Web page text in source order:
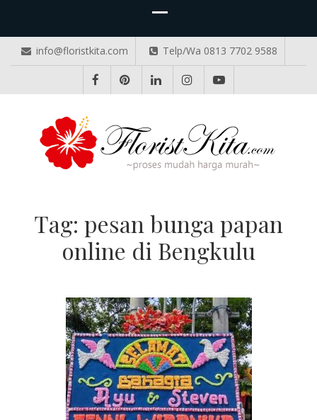
info@floristkita.com Telp/Wa 0813 7702 9588
Tag: pesan bunga papan
online di Bengkulu